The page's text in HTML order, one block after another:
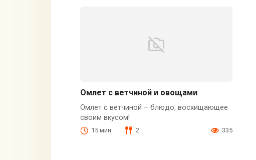
Омлет с ветчиной и овощами
Омлет с ветчиной – блюдо, восхищающее
своим вкусом!
15 мин. 2 335